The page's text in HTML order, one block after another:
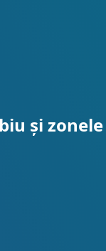
și zonele